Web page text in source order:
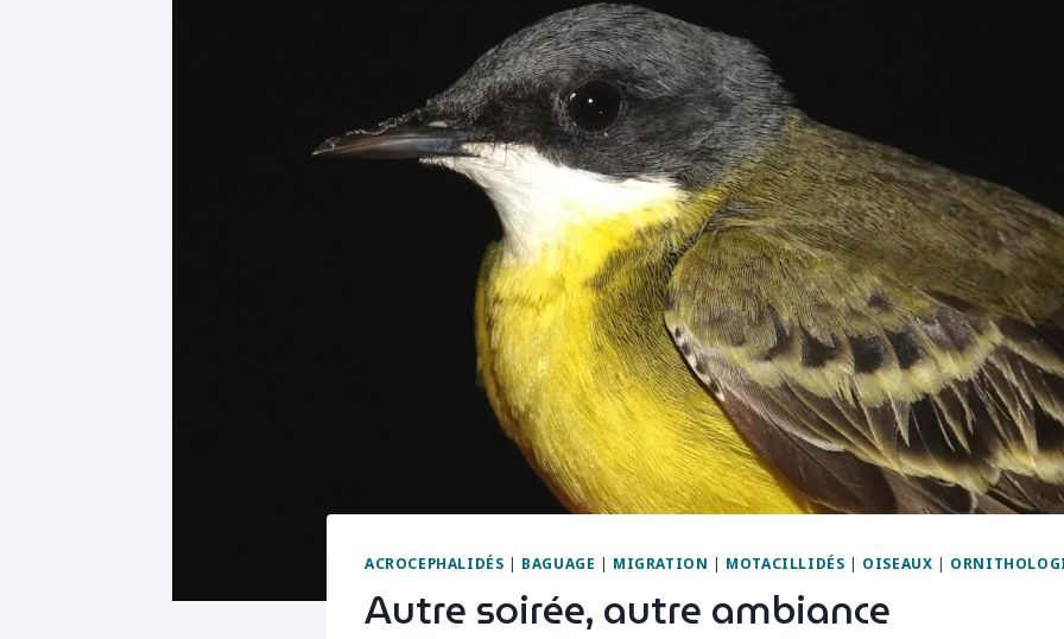
ACROCEPHALIDÉS | BAGUAGE | MIGRATION | MOTACILLIDÉS | OISEAUX |
Autre soirée, autre ambiance